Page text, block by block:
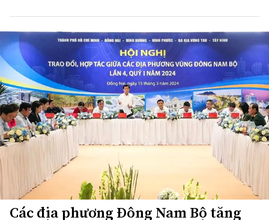
Các địa phương Đông Nam Bộ tăng